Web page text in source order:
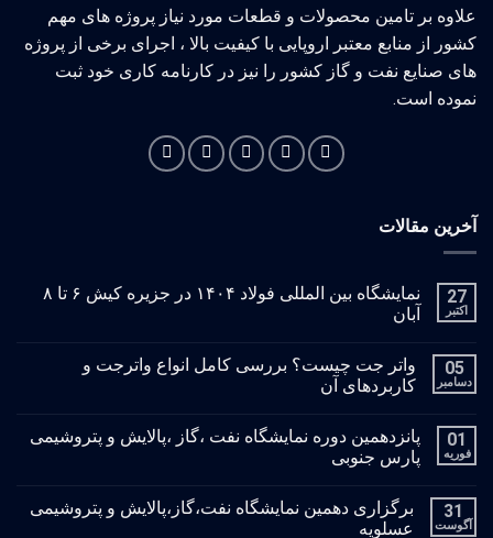
علاوه بر تامین محصولات و قطعات مورد نیاز پروژه های مهم
کشور از منابع معتبر اروپایی با کیفیت بالا ، اجرای برخی از پروژه
های صنایع نفت و گاز کشور را نیز در کارنامه کاری خود ثبت
نموده است.
آخرین مقالات
27
اکتبر
نمایشگاه بین المللی فولاد ۱۴۰۴ در جزیره کیش ۶ تا ۸
آبان
05
دسامبر
واتر جت چیست؟ بررسی کامل انواع واترجت و
کاربردهای آن
01
فوریه
پانزدهمین دوره نمایشگاه نفت ،گاز ،پالایش و پتروشیمی
پارس جنوبی
31
آگوست
برگزاری دهمین نمایشگاه نفت،گاز،پالایش و پتروشیمی
عسلویه